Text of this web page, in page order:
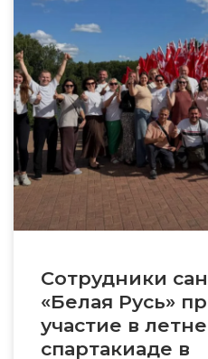
Сотрудники
«Белая Русь»
участие в
спартакиаде в